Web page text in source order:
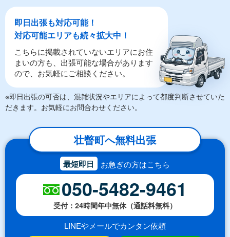
即日出張も対応可能！
対応可能エリアも続々拡大中！
こちらに掲載されていないエリアにお住
まいの方も、出張可能な場合があります
ので、お気軽にご相談ください。
※即日出張の可否は、混雑状況やエリアによって都度判断させていた
だきます。お気軽にお問合わせください。
壮瞥町へ無料出張
最短即日 お急ぎの方はこちら
050-5482-9461
受付：24時間年中無休（通話料無料）
LINEやメールでカンタン依頼